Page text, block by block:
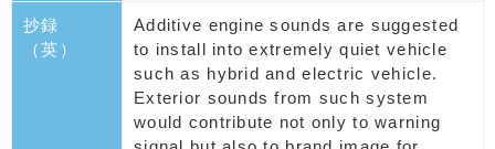
抄録
（英）
Additive engine sounds are suggested
to install into extremely quiet vehicle
such as hybrid and electric vehicle.
Exterior sounds from such system
would contribute not only to warning